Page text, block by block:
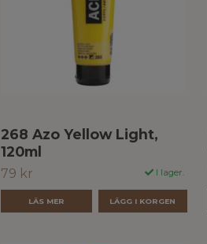
268 Azo Yellow Light,
120ml
79 kr I lager.
LÄS MER